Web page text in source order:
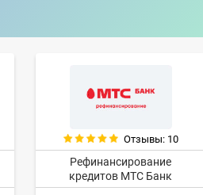
Отзывы: 10
Рефинансирование
кредитов МТС Банк